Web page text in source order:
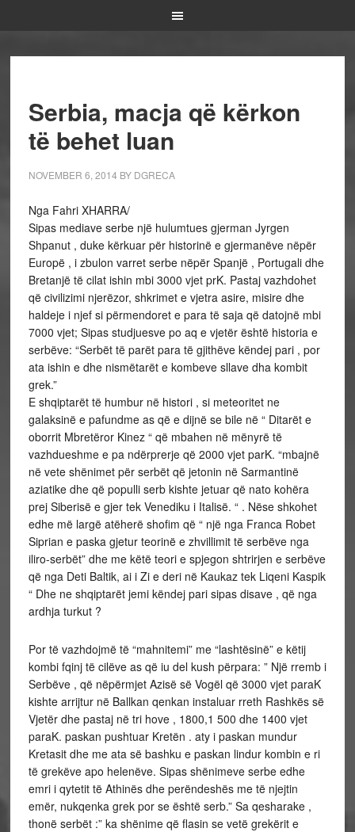
Serbia, macja që kërkon
të behet luan
NOVEMBER 6, 2014 BY DGRECA
Nga Fahri XHARRA/
Sipas mediave serbe një hulumtues gjerman Jyrgen
Shpanut , duke kërkuar për historinë e gjermanëve nëpër
Europë , i zbulon varret serbe nëpër Spanjë , Portugali dhe
Bretanjë të cilat ishin mbi 3000 vjet prK. Pastaj vazhdohet
që civilizimi njerëzor, shkrimet e vjetra asire, misire dhe
haldeje i njef si përmendoret e para të saja që datojnë mbi
7000 vjet; Sipas studjuesve po aq e vjetër është historia e
serbëve: “Serbët të parët para të gjithëve këndej pari , por
ata ishin e dhe nismëtarët e kombeve sllave dha kombit
grek.”
E shqiptarët të humbur në histori , si meteoritet ne
galaksinë e pafundme as që e dijnë se bile në “ Ditarët e
oborrit Mbretëror Kinez “ që mbahen në mënyrë të
vazhdueshme e pa ndërprerje që 2000 vjet parK. “mbajnë
në vete shënimet për serbët që jetonin në Sarmantinë
aziatike dhe që populli serb kishte jetuar që nato kohëra
prej Siberisë e gjer tek Venediku i Italisë. “ . Nëse shkohet
edhe më largë atëherë shofim që “ një nga Franca Robet
Siprian e paska gjetur teorinë e zhvillimit të serbëve nga
iliro-serbët” dhe me këtë teori e spjegon shtrirjen e serbëve
që nga Deti Baltik, ai i Zi e deri në Kaukaz tek Liqeni Kaspik
“ Dhe ne shqiptarët jemi këndej pari sipas disave , që nga
ardhja turkut ?
Por të vazhdojmë të “mahnitemi” me “lashtësinë” e këtij
kombi fqinj të cilëve as që iu del kush përpara: ” Një rremb i
Serbëve , që nëpërmjet Azisë së Vogël që 3000 vjet paraK
kishte arrijtur në Ballkan qenkan instaluar rreth Rashkës së
Vjetër dhe pastaj në tri hove , 1800,1 500 dhe 1400 vjet
paraK. paskan pushtuar Kretën . aty i paskan mundur
Kretasit dhe me ata së bashku e paskan lindur kombin e ri
të grekëve apo helenëve. Sipas shënimeve serbe edhe
emri i qytetit të Athinës dhe perëndeshës me të njejtin
emër, nukqenka grek por se është serb.” Sa qesharake ,
thonë serbët :” ka shënime që flasin se vetë grekërit e